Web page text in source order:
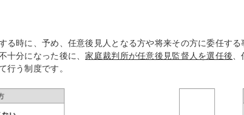
る時に、予め、任意後見人となる方や将来その方に委任する
十分になった後に、家庭裁判所が任意後見監督人を選任後
行う制度です。